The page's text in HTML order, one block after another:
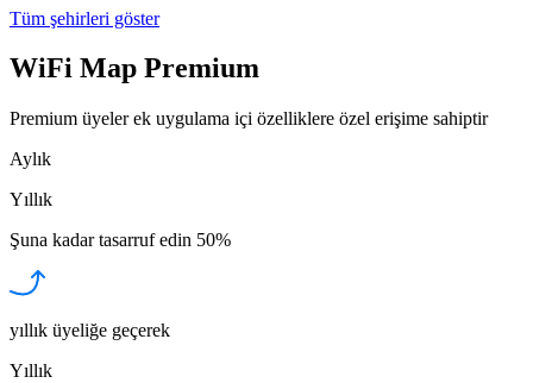
Tüm şehirleri göster
WiFi Map Premium
Premium üyeler ek uygulama içi özelliklere özel erişime sahiptir
Aylık
Yıllık
Şuna kadar tasarruf edin 50%
yıllık üyeliğe geçerek
Yıllık